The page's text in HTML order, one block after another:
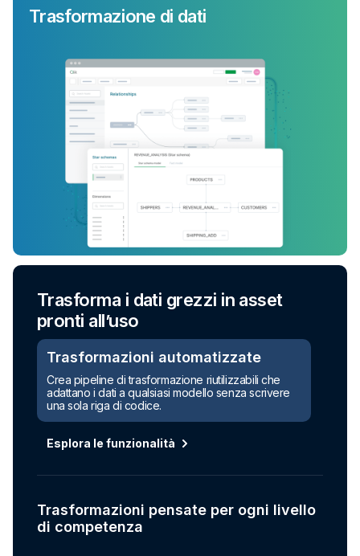
Trasformazione di dati
Trasforma i dati grezzi in asset
pronti all’uso
Trasformazioni automatizzate
Crea pipeline di trasformazione riutilizzabili che
adattano i dati a qualsiasi modello senza scrivere
una sola riga di codice.
Esplora le funzionalità
Trasformazioni pensate per ogni livello
di competenza